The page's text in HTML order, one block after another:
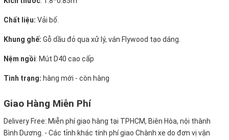
Chất liệu: Vải bố.
Khung ghế: Gỗ dầu đỏ qua xử lý, ván Flywood tạo dáng.
Nệm ngồi: Mút D40 cao cấp
Tình trạng: hàng mới - còn hàng
Giao Hàng Miễn Phí
Delivery Free: Miễn phí giao hàng tại TPHCM, Biên Hòa, nội thành
Bình Dương. - Các tỉnh khác tính phí giao Chành xe do đơn vị vận